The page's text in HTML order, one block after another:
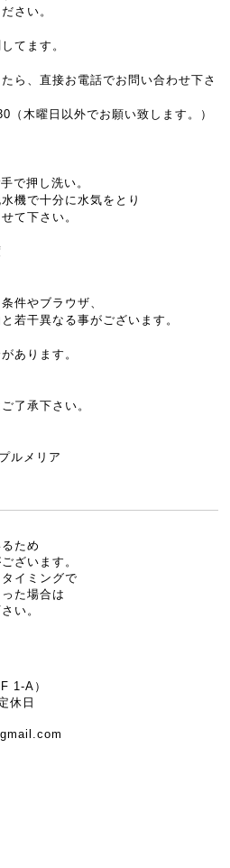
さい。
てます。
ら、直接お電話でお問い合わせ下さ
木曜日以外でお願い致します。）
で押し洗い。
機で十分に水気をとり
て下さい。
件やブラウザ、
若干異なる事がございます。
あります。
了承下さい。
ルメリア
ため
ざいます。
イミングで
た場合は
い。
1-A）
休日